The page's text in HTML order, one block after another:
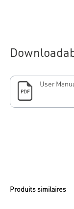
PDF
User
Produits similaires